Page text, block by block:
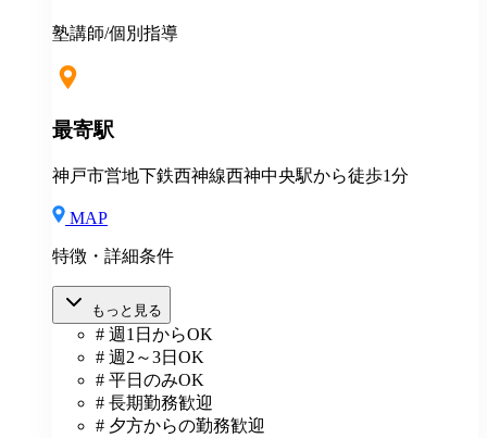
塾講師/個別指導
最寄駅
神戸市営地下鉄西神線西神中央駅から徒歩1分
MAP
特徴・詳細条件
もっと見る
# 週1日からOK
# 週2～3日OK
# 平日のみOK
# 長期勤務歓迎
# 夕方からの勤務歓迎